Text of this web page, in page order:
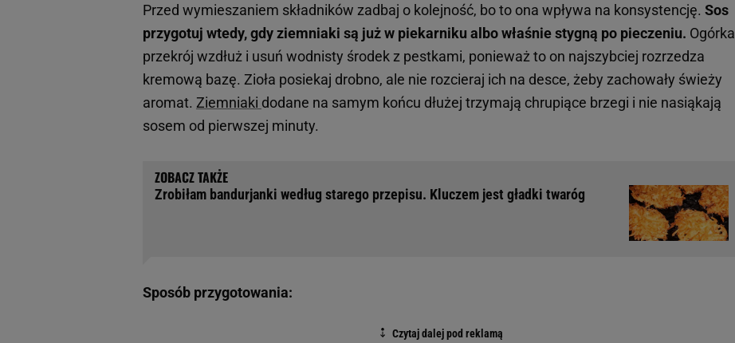
Przed wymieszaniem składników zadbaj o kolejność, bo to ona wpływa na konsystencję. Sos
przygotuj wtedy, gdy ziemniaki są już w piekarniku albo właśnie stygną po pieczeniu. Ogórka
przekrój wzdłuż i usuń wodnisty środek z pestkami, ponieważ to on najszybciej rozrzedza
kremową bazę. Zioła posiekaj drobno, ale nie rozcieraj ich na desce, żeby zachowały świeży
aromat. Ziemniaki dodane na samym końcu dłużej trzymają chrupiące brzegi i nie nasiąkają
sosem od pierwszej minuty.
Zrobiłam bandurjanki według starego przepisu. Kluczem jest gładki twaróg
Sposób przygotowania: